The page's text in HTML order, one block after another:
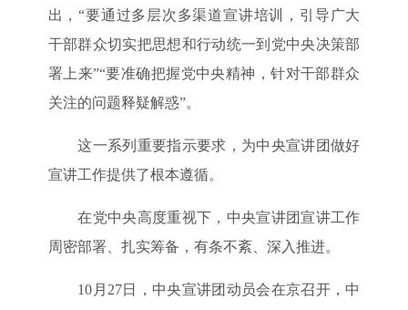
出，“要通过多层次多渠道宣讲培训，引导广大
干部群众切实把思想和行动统一到党中央决策部
署上来”“要准确把握党中央精神，针对干部群众
关注的问题释疑解惑”。
这一系列重要指示要求，为中央宣讲团做好
宣讲工作提供了根本遵循。
在党中央高度重视下，中央宣讲团宣讲工作
周密部署、扎实筹备，有条不紊、深入推进。
10月27日，中央宣讲团动员会在京召开，中